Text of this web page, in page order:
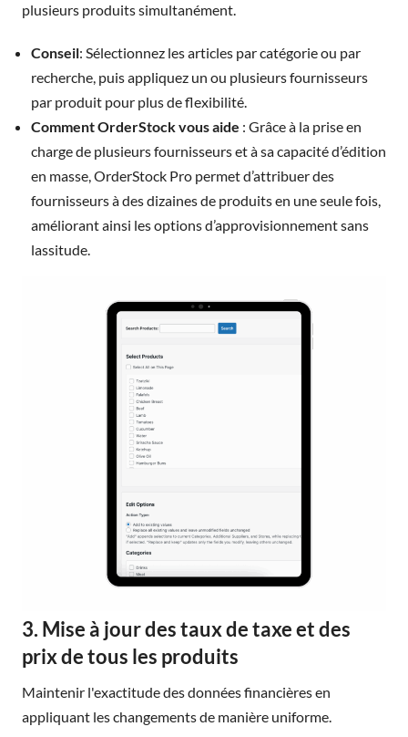
plusieurs produits simultanément.
Conseil: Sélectionnez les articles par catégorie ou par
recherche, puis appliquez un ou plusieurs fournisseurs
par produit pour plus de flexibilité.
Comment OrderStock vous aide : Grâce à la prise en
charge de plusieurs fournisseurs et à sa capacité d’édition
en masse, OrderStock Pro permet d’attribuer des
fournisseurs à des dizaines de produits en une seule fois,
améliorant ainsi les options d’approvisionnement sans
lassitude.
3. Mise à jour des taux de taxe et des
prix de tous les produits
Maintenir l'exactitude des données financières en
appliquant les changements de manière uniforme.